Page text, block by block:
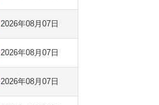
2026年08月07日
2026年08月07日
2026年08月07日